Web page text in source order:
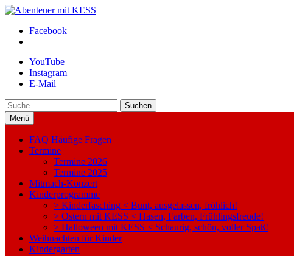
Zum
springen
Abenteuer mit KESS
KESS – Kinderprogramme begeistern Kinder und Eltern
Facebook
YouTube
Instagram
E-Mail
Suchen
Menü
FAQ Häufige Fragen
Termine
Termine 2026
Termine 2025
Mitmach-Konzert
Kinderprogramme
> Kinderfasching < Bunt, ausgelassen, fröhlich!
> Ostern mit KESS < Hasen, Farben, Frühlingsfreude!
> Halloween mit KESS < Schaurig, schön, voller Spaß!
Weihnachten für Kinder
Kindergarten